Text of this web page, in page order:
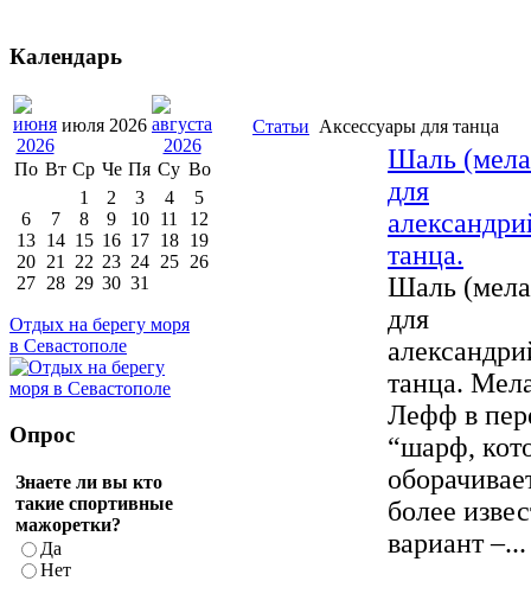
Статьи Аксессуары для танца
Шаль
для
танца.
Шаль
для
танца.
Лефф в
“шарф,
более
вариант –...
Календарь
июля 2026
По Вт Ср Че Пя Су Во
1
2 3 4
5
6
7 8 9 10 11
12
13 14 15 16 17 18
19
20 21 22 23 24 25 26
27 28 29 30 31
Отдых на берегу моря
в Севастополе
Опрос
Знаете ли вы кто
такие спортивные
мажоретки?
Да
Нет